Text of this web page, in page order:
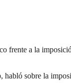
frente a la
sobre la